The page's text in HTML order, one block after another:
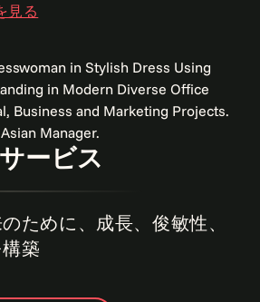
見る
ービス
ために、成長、俊敏性、
築